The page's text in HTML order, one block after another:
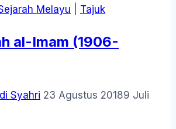
Melayu Tajuk
al-Imam (1906-
Syahri 23 Agustus 20189 Juli